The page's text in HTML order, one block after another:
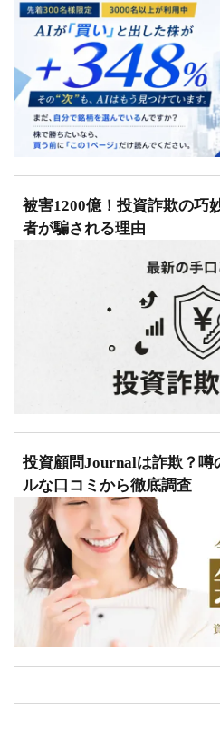
被害1200億！投資詐欺の巧
者が騙される理由
投資顧問Journalは詐欺？噂
ルな口コミから徹底調査